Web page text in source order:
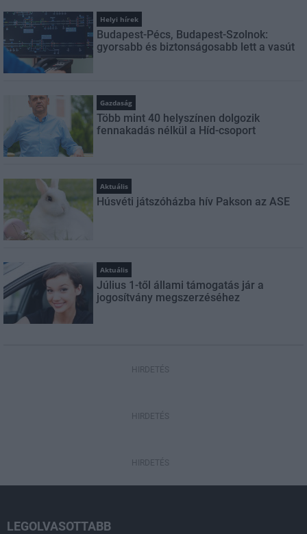
Helyi hírek
Budapest-Pécs, Budapest-Szolnok:
gyorsabb és biztonságosabb lett a vasút
Gazdaság
Több mint 40 helyszínen dolgozik
fennakadás nélkül a Híd-csoport
Aktuális
Húsvéti játszóházba hív Pakson az ASE
Aktuális
Július 1-től állami támogatás jár a
jogosítvány megszerzéséhez
HIRDETÉS
HIRDETÉS
HIRDETÉS
LEGOLVASOTTABB